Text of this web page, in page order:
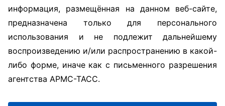
информация, размещённая на данном веб-сайте,
предназначена только для персонального
использования и не подлежит дальнейшему
воспроизведению и/или распространению в какой-
либо форме, иначе как с письменного разрешения
агентства АРМС-ТАСС.